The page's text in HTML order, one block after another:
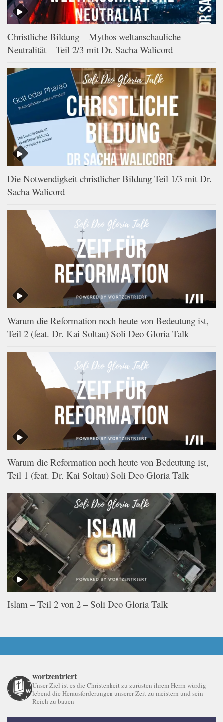
Christliche Bildung – Mythos weltanschauliche
Neutralität – Teil 2/3 mit Dr. Sacha Walicord
Die Notwendigkeit christlicher Bildung Teil 1/3 mit Dr.
Sacha Walicord
Warum die Reformation noch heute von Bedeutung ist,
Teil 2 (feat. Dr. Kai Soltau) Soli Deo Gloria Talk
Warum die Reformation noch heute von Bedeutung ist,
Teil 1 (feat. Dr. Kai Soltau) Soli Deo Gloria Talk
Islam – Teil 2 von 2 – Soli Deo Gloria Talk
wortzentriert
Unser Ziel ist es die Christenheit zu zurüsten ihrem Herrn würdig
lebend die Herausforderungen unserer Zeit zu meistern und sein
Reich zu bauen